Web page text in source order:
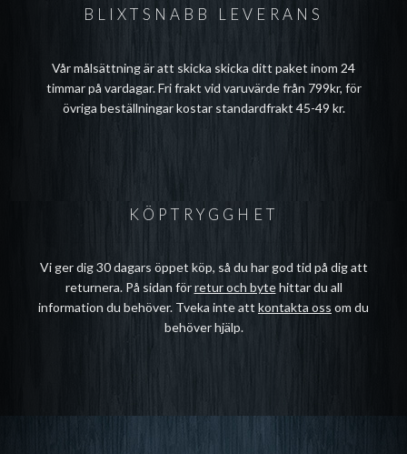
BLIXTSNABB LEVERANS
Vår målsättning är att skicka skicka ditt paket inom 24
timmar på vardagar. Fri frakt vid varuvärde från 799kr, för
övriga beställningar kostar standardfrakt 45-49 kr.
KÖPTRYGGHET
Vi ger dig 30 dagars öppet köp, så du har god tid på dig att
returnera. På sidan förretur och bytehittar du all
information du behöver. Tveka inte att kontakta oss om du
behöver hjälp.